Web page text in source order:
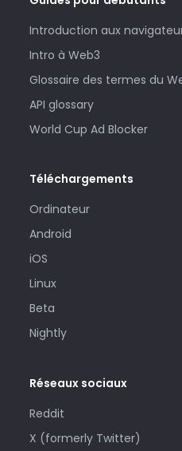
Introduction aux
Intro à Web3
Glossaire des termes du
API glossary
World Cup Ad Blocker
Téléchargements
Ordinateur
Android
iOS
Linux
Beta
Nightly
Réseaux sociaux
Reddit
X (formerly Twitter)